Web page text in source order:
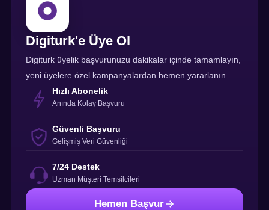
Digiturk'e Üye Ol
Digiturk üyelik başvurunuzu dakikalar içinde tamamlayın,
yeni üyelere özel kampanyalardan hemen yararlanın.
Hızlı Abonelik
Anında Kolay Başvuru
Güvenli Başvuru
Gelişmiş Veri Güvenliği
7/24 Destek
Uzman Müşteri Temsilcileri
Hemen Başvur